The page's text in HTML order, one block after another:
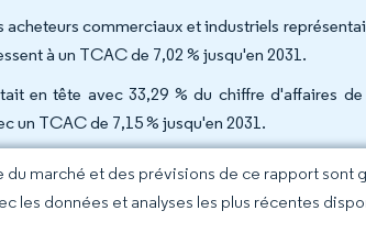
commerciaux et industriels
à un TCAC de 7,02 % jusqu'en 2031.
en tête avec 33,29 % du chiffre d'affaires
un TCAC de 7,15 % jusqu'en 2031.
du marché et des prévisions de ce rapport
les données et analyses les plus récentes